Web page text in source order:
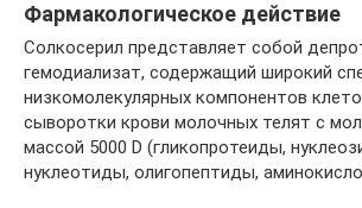
Фармакологическое действие
Солкосерил представляет собой
гемодиализат, содержащий широкий
низкомолекулярных компонентов
сыворотки крови молочных телят с
массой 5000 D (гликопротеиды,
нуклеотиды, олигопептиды,